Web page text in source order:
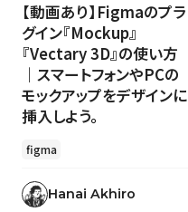
【動画あり】Figmaのプラ
グイン『Mockup』
『Vectary 3D』の使い方
｜スマートフォンやPCの
モックアップをデザインに
挿入しよう。
figma
Hanai Akhiro